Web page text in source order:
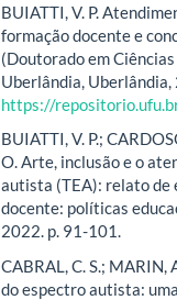
BUIATTI, V. P.
formação docente e
(Doutorado em
Uberlândia,
https://
BUIATTI, V. P.;
O. Arte, inclusão e o
autista (TEA): relato de
docente: políticas
2022. p. 91-101.
CABRAL, C. S.;
do espectro autista: